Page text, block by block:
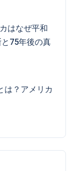
はなぜ平和
75年後の真
は？アメリカ